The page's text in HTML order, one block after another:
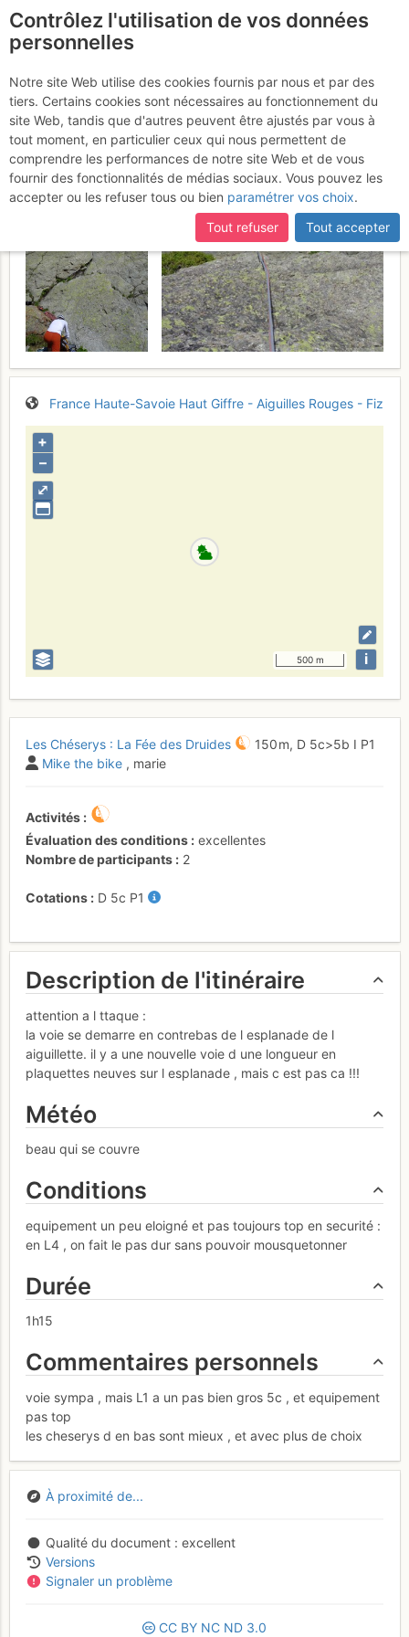
Les Chéserys : La Fée
des Druides
Mardi 27 juin 2017
France Haute-Savoie Haut Giffre - Aiguilles Rouges - Fiz
⤢
+
–
500 m i
Les Chéserys : La Fée des Druides 150 m, D 5c>5b I P1
Mike the bike , marie
Activités
Évaluation des conditions
excellentes
Nombre de participants
2
Cotations D 5c P1
Description de l'itinéraire
attention a l ttaque :
la voie se demarre en contrebas de l esplanade de l
aiguillette. il y a une nouvelle voie d une longueur en
plaquettes neuves sur l esplanade , mais c est pas ca !!!
Météo
beau qui se couvre
Conditions
equipement un peu eloigné et pas toujours top en securité :
en L4 , on fait le pas dur sans pouvoir mousquetonner
Durée
1h15
Commentaires personnels
voie sympa , mais L1 a un pas bien gros 5c , et equipement
pas top
les cheserys d en bas sont mieux , et avec plus de choix
À proximité de...
Qualité du document
excellent
Versions
Signaler un problème
CC BY NC ND 3.0
Contrôlez l'utilisation de vos données
personnelles
Notre site Web utilise des cookies fournis par nous et par des
tiers. Certains cookies sont nécessaires au fonctionnement du
site Web, tandis que d'autres peuvent être ajustés par vous à
tout moment, en particulier ceux qui nous permettent de
comprendre les performances de notre site Web et de vous
fournir des fonctionnalités de médias sociaux. Vous pouvez les
accepter ou les refuser tous ou bien paramétrer vos choix.
Tout refuser
Tout accepter